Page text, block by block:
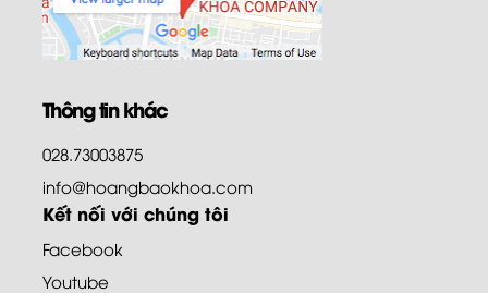
Thông tin khác
028.73003875
info@hoangbaokhoa.com
Kết nối với chúng tôi
Facebook
Youtube